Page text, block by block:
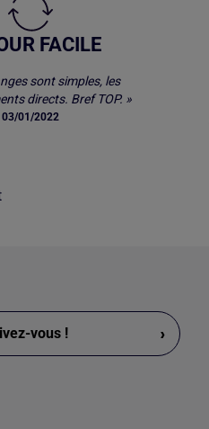
FACILE
sont simples, les
directs. Bref TOP. »
03/01/2022
vous ! ›